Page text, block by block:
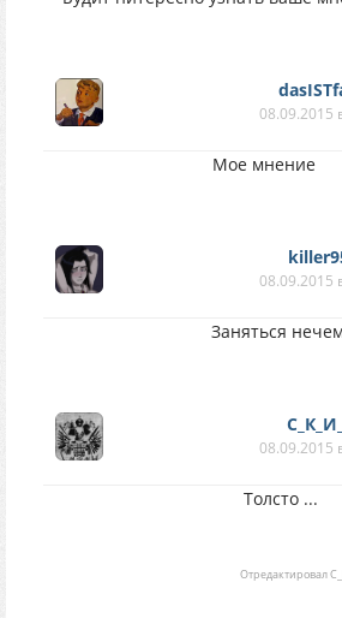
08.09.2015
Мое мнение
08.09.2015
Заняться
08.09.2015
Толсто ...
Отредактировал